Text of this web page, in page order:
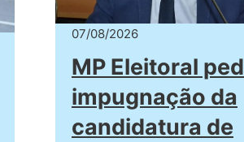
07/08/2026
MP Eleitoral
impugnação da
candidatura de